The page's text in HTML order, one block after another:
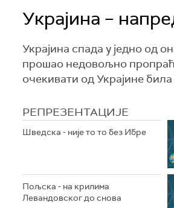
Украјина –
Украјина спада у једно од
прошао недовољно
очекивати од Украјине
РЕПРЕЗЕНТАЦИЈЕ
Шведска - није то то без Ибре
Пољска - на крилима
Левандовског до снова